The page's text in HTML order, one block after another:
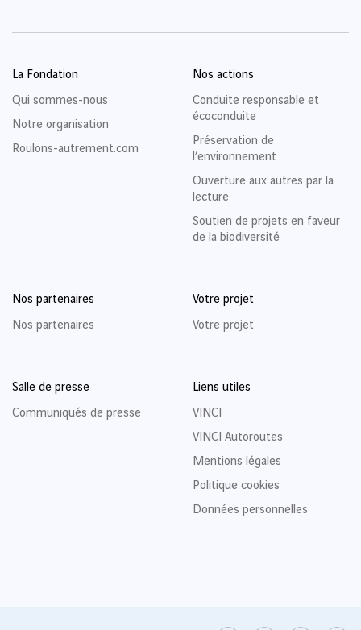
La Fondation
Qui sommes-nous
Notre organisation
Roulons-autrement.com
Nos actions
Conduite responsable et
écoconduite
Préservation de
l’environnement
Ouverture aux autres par la
lecture
Soutien de projets en faveur
de la biodiversité
Nos partenaires
Nos partenaires
Votre projet
Votre projet
Salle de presse
Communiqués de presse
Liens utiles
VINCI
VINCI Autoroutes
Mentions légales
Politique cookies
Données personnelles